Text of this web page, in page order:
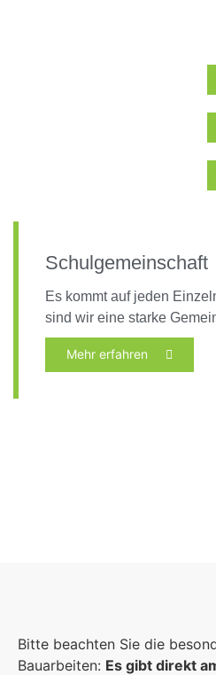
Schulgemeinschaft
Es kommt auf jeden
sind wir eine starke
Mehr erfahren
Bitte beachten Sie die
Bauarbeiten: Es gibt direkt